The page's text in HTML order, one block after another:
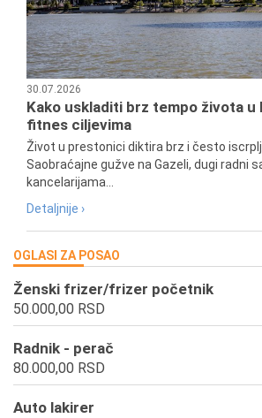
30.07.2026
Kako uskladiti brz tempo života u
fitnes ciljevima
Život u prestonici diktira brz i često
Saobraćajne gužve na Gazeli, dugi radni
kancelarijama...
Detaljnije ›
OGLASI ZA POSAO
Ženski frizer/frizer početnik
50.000,00 RSD
Radnik - perač
80.000,00 RSD
Auto lakirer